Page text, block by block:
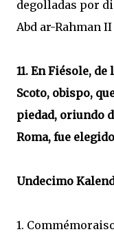
degolladas por
Abd ar-Rahman II
11. En Fiésole,
Scoto, obispo,
piedad, oriundo
Roma, fue
Undecimo
1.